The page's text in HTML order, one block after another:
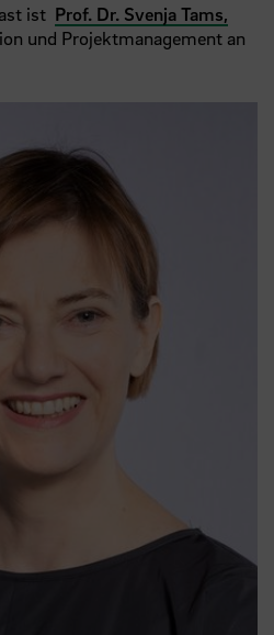
ist Prof. Dr. Svenja Tams,
und Projektmanagement an